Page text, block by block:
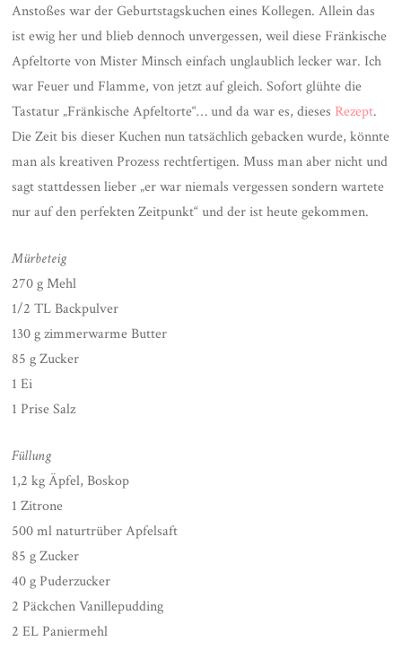
Anstoßes war der Geburtstagskuchen eines Kollegen. Allein das
ist ewig her und blieb dennoch unvergessen, weil diese Fränkische
Apfeltorte von Mister Minsch einfach unglaublich lecker war. Ich
war Feuer und Flamme, von jetzt auf gleich. Sofort glühte die
Tastatur „Fränkische Apfeltorte“… und da war es, dieses Rezept.
Die Zeit bis dieser Kuchen nun tatsächlich gebacken wurde, könnte
man als kreativen Prozess rechtfertigen. Muss man aber nicht und
sagt stattdessen lieber „er war niemals vergessen sondern wartete
nur auf den perfekten Zeitpunkt“ und der ist heute gekommen.
Mürbeteig
270 g Mehl
1/2 TL Backpulver
130 g zimmerwarme Butter
85 g Zucker
1 Ei
1 Prise Salz
Füllung
1,2 kg Äpfel, Boskop
1 Zitrone
500 ml naturtrüber Apfelsaft
85 g Zucker
40 g Puderzucker
2 Päckchen Vanillepudding
2 EL Paniermehl